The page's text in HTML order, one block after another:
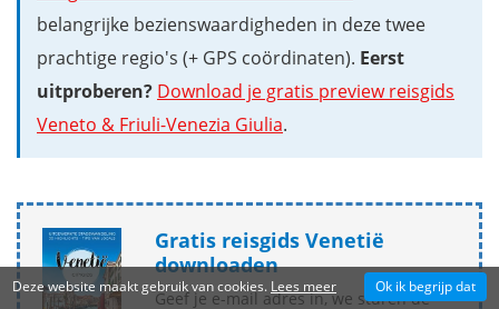
belangrijke bezienswaardigheden in deze twee
prachtige regio's (+ GPS coördinaten). Eerst
uitproberen? Download je gratis preview reisgids
Veneto & Friuli-Venezia Giulia.
Gratis reisgids Venetië
downloaden
Geef je e-mail adres in, we sturen de
Deze website maakt gebruik van cookies. Lees meer Ok ik begrijp dat